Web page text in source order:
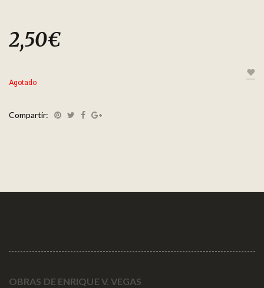
2,50€
Agotado
Compartir:
OBRAS DE ENRIQUE V. VEGAS